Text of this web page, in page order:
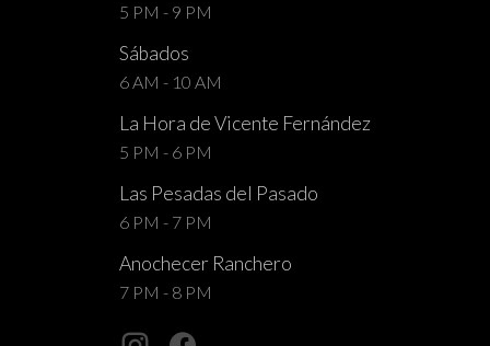
5 PM - 9 PM
Sábados
6 AM - 10 AM
La Hora de Vicente Fernández
5 PM - 6 PM
Las Pesadas del Pasado
6 PM - 7 PM
Anochecer Ranchero
7 PM - 8 PM